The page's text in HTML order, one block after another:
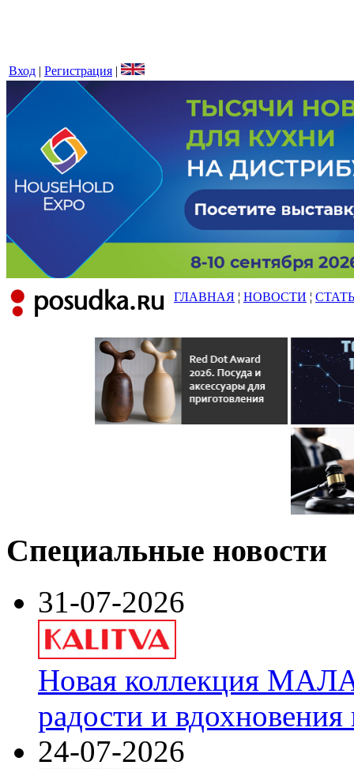
Вход | Регистрация |
ГЛАВНАЯ ¦ НОВОСТИ ¦
Специальные новости
31-07-2026
Новая коллекция
радости и
24-07-2026